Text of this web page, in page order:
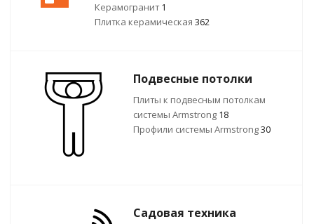
Керамогранит1
Плитка керамическая 362
Подвесные потолки
Плиты к подвесным потолкам
системы Armstrong 18
Профили системы Armstrong30
Садовая техника